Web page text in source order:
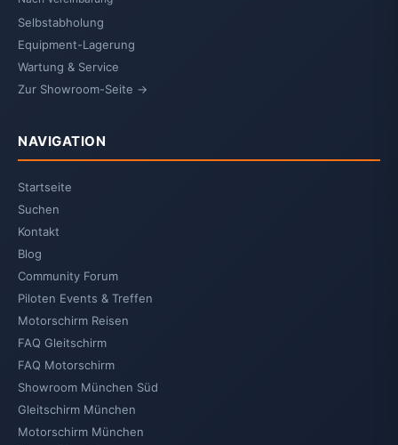
Selbstabholung
Equipment-Lagerung
Wartung & Service
Zur Showroom-Seite →
NAVIGATION
Startseite
Suchen
Kontakt
Blog
Community Forum
Piloten Events & Treffen
Motorschirm Reisen
FAQ Gleitschirm
FAQ Motorschirm
Showroom München Süd
Gleitschirm München
Motorschirm München